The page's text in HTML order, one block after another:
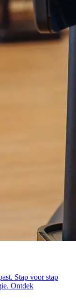
Stap voor stap
Ontdek